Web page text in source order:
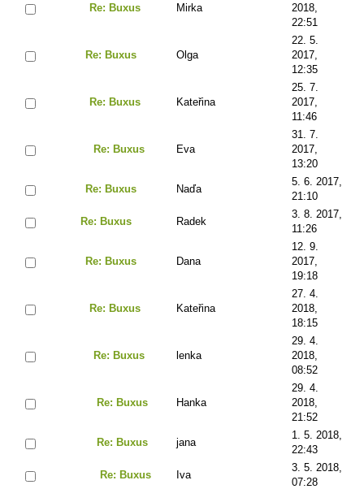
Re: Buxus Mirka
2018,
22:51
Re: Buxus Olga
22. 5.
2017,
12:35
Re: Buxus Kateřina
25. 7.
2017,
11:46
Re: Buxus Eva
31. 7.
2017,
13:20
Re: Buxus Naďa
5. 6. 2017,
21:10
Re: Buxus Radek
3. 8. 2017,
11:26
Re: Buxus Dana
12. 9.
2017,
19:18
Re: Buxus Kateřina
27. 4.
2018,
18:15
Re: Buxus lenka
29. 4.
2018,
08:52
Re: Buxus Hanka
29. 4.
2018,
21:52
Re: Buxus jana
1. 5. 2018,
22:43
Re: Buxus Iva
3. 5. 2018,
07:28